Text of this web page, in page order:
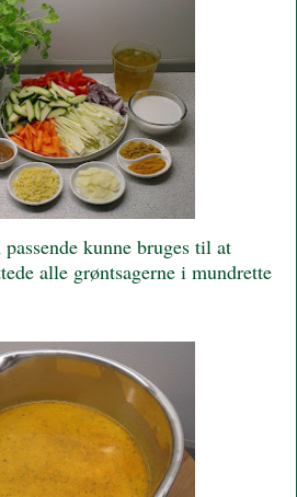
kunne bruges til at
alle grøntsagerne i mundrette